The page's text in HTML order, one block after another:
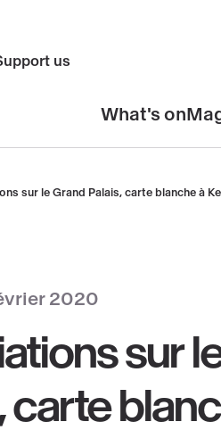
us
What's on
sur le Grand Palais, carte blanche à
2020
sur
carte